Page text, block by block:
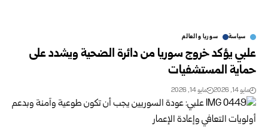
سياسة سوريا والعالم
علبي يؤكد خروج سوريا من دائرة الضحية ويشدد على
حماية المستشفيات
مايو 14, 2026 مايو 14, 2026